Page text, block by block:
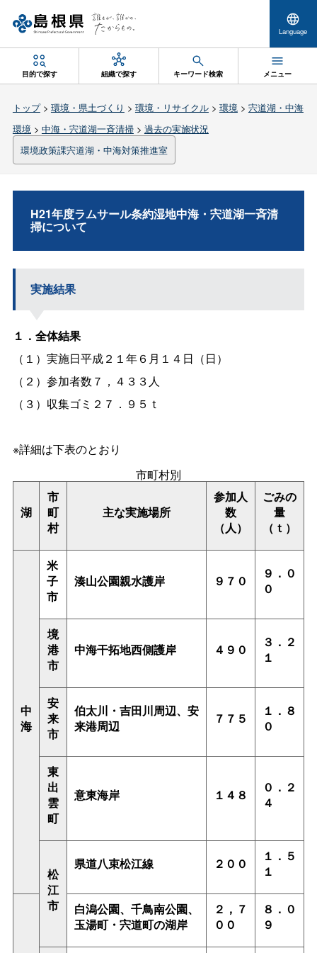
Language
目的で探す 組織で探す キーワード検索 メニュー
トップ> 環境・県土づくり > 環境・リサイクル> 環境> 宍道湖・中海
環境> 中海・宍道湖一斉清掃> 過去の実施状況
環境政策課宍道湖・中海対策推進室
H21年度ラムサール条約湿地中海・宍道湖一斉清
掃について
実施結果
１．全体結果
（１）実施日平成２１年６月１４日（日）
（２）参加者数７，４３３人
（３）収集ゴミ２７．９５ｔ
※詳細は下表のとおり
湖
市
町
村
主な実施場所
参加人
数
（人）
ごみの
量
（ｔ）
市町村別
中
海
米
子
市
湊山公園親水護岸 ９７０
９．０
０
境
港
市
中海干拓地西側護岸 ４９０
３．２
１
安
来
市
伯太川・吉田川周辺、安
来港周辺
７７５
１．８
０
東
出
雲
町
意東海岸 １４８
０．２
４
松
江
市
県道八束松江線 ２００
１．５
１
白潟公園、千鳥南公園、
玉湯町・宍道町の湖岸
２，７
００
８．０
９